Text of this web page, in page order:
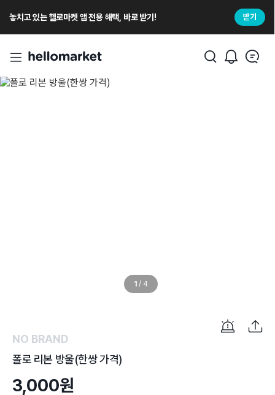
놓치고 있는 헬로마켓 앱 전용 해택, 바로 받기! 받기
1 / 4
NO BRAND
폴로 리본 방울(한쌍 가격)
3,000원